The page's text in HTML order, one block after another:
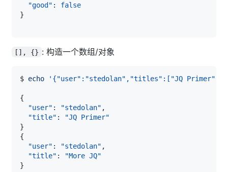
"good" :
false
}
[], {} : 构造一个数组/对象
$ echo '{"user":"stedolan","titles":["JQ Primer",
{
"user" : "stedolan"
"title" :
"JQ Primer"
}
{
"user" : "stedolan"
"title" :
"More JQ"
}